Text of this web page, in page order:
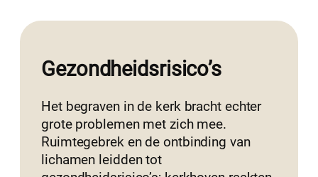
Gezondheidsrisico’s
Het begraven in de kerk bracht echter
grote problemen met zich mee.
Ruimtegebrek en de ontbinding van
lichamen leidden tot